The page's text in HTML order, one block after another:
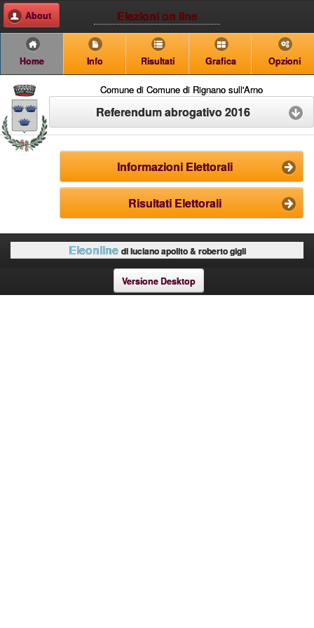
Elezioni on line
About
Home Info Risultati Grafica Opzioni
Comune di Comune di Rignano sull'Arno
Referendum abrogativo 2016
Informazioni Elettorali
Risultati Elettorali
Eleonline di luciano apolito & roberto gigli
Versione Desktop